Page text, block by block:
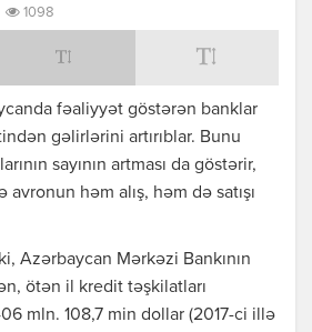
1098
fəaliyyət göstərən banklar
gəlirlərini artırıblar. Bunu
sayının artması da göstərir,
həm alış, həm də satışı
Azərbaycan Mərkəzi Bankının
ötən il kredit təşkilatları
mln. 108,7 min dollar (2017-ci illə